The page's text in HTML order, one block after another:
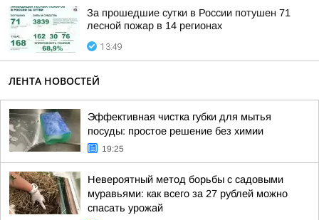
За прошедшие сутки в России потушен 71
лесной пожар в 14 регионах
13:49
ЛЕНТА НОВОСТЕЙ
Эффективная чистка губки для мытья
посуды: простое решение без химии
19:25
Невероятный метод борьбы с садовыми
муравьями: как всего за 27 рублей можно
спасать урожай